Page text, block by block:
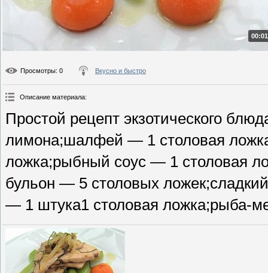
Просмотры: 0 Вкусно и быстро
Описание материала:
Простой рецепт экзотического
лимона;шалфей — 1 столовая
ложка;рыбный соус — 1 столовая
бульон — 5 столовых
— 1 штука1 столовая ложка;рыба-